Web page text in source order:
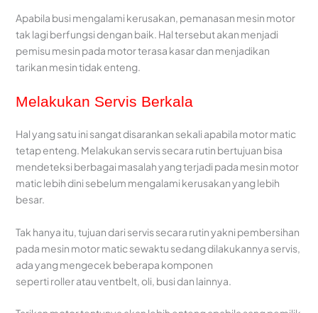
Apabila busi mengalami kerusakan, pemanasan mesin motor
tak lagi berfungsi dengan baik. Hal tersebut akan menjadi
pemisu mesin pada motor terasa kasar dan menjadikan
tarikan mesin tidak enteng.
Melakukan Servis Berkala
Hal yang satu ini sangat disarankan sekali apabila motor matic
tetap enteng. Melakukan servis secara rutin bertujuan bisa
mendeteksi berbagai masalah yang terjadi pada mesin motor
matic lebih dini sebelum mengalami kerusakan yang lebih
besar.
Tak hanya itu, tujuan dari servis secara rutin yakni pembersihan
pada mesin motor matic sewaktu sedang dilakukannya servis,
ada yang mengecek beberapa komponen
seperti roller atau ventbelt, oli, busi dan lainnya.